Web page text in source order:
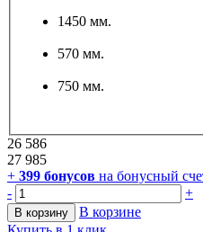
1450 мм.
570 мм.
750 мм.
26 586
27 985
+ 399 бонусов на бонусный
-
+
В корзину
В корзине